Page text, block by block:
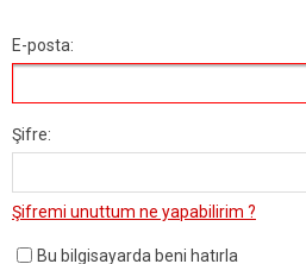
E-posta:
Şifre:
Şifremi unuttum ne yapabilirim ?
Bu bilgisayarda beni hatırla